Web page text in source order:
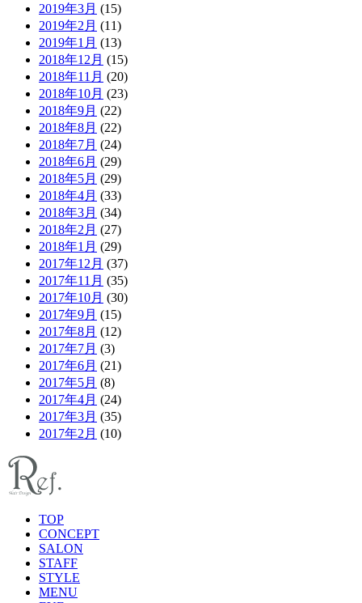
2019年3月 (15)
2019年2月 (11)
2019年1月 (13)
2018年12月 (15)
2018年11月 (20)
2018年10月 (23)
2018年9月 (22)
2018年8月 (22)
2018年7月 (24)
2018年6月 (29)
2018年5月 (29)
2018年4月 (33)
2018年3月 (34)
2018年2月 (27)
2018年1月 (29)
2017年12月 (37)
2017年11月 (35)
2017年10月 (30)
2017年9月 (15)
2017年8月 (12)
2017年7月 (3)
2017年6月 (21)
2017年5月 (8)
2017年4月 (24)
2017年3月 (35)
2017年2月 (10)
TOP
CONCEPT
SALON
STAFF
STYLE
MENU